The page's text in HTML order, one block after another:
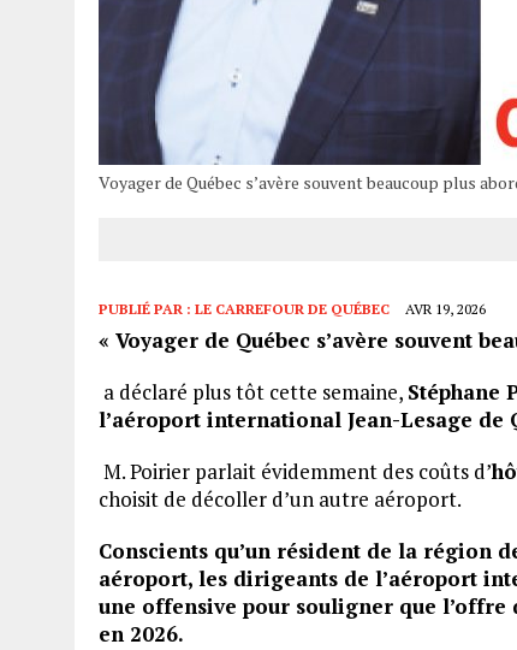
Voyager de Québec s’avère souvent beaucoup plus
PUBLIÉ PAR : LE CARREFOUR DE QUÉBEC AVR 19, 2026
« Voyager de Québec s’avère souvent
a déclaré plus tôt cette semaine, Stéphane
l’aéroport international Jean-Lesage de
M. Poirier parlait évidemment des coûts d’
choisit de décoller d’un autre aéroport.
Conscients qu’un résident de la région
aéroport, les dirigeants de l’aéroport
une offensive pour souligner que l’offre
en 2026.